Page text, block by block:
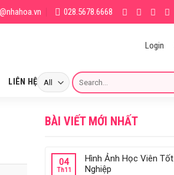
028.5678.6668
Login
LIÊN HỆ
Search
for:
BÀI VIẾT MỚI NHẤT
04
Th11
Hình Ảnh Học Viên Tốt
Nghiệp